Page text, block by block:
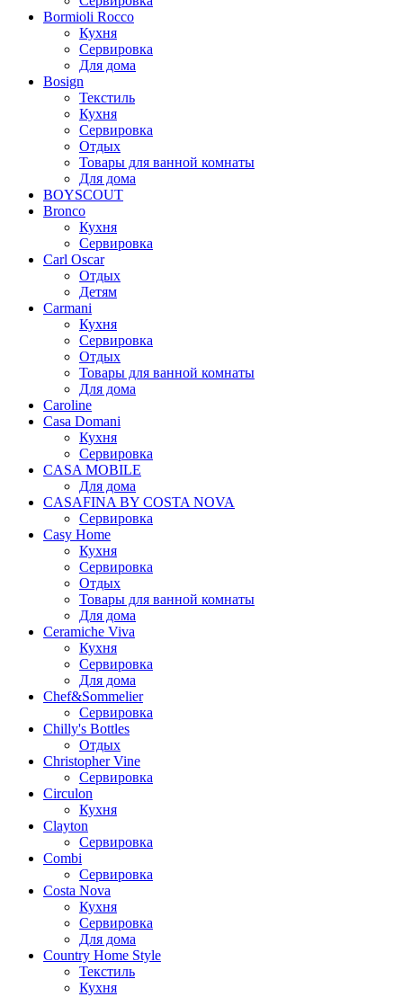
Bormioli Rocco
Кухня
Сервировка
Для дома
Bosign
Текстиль
Кухня
Сервировка
Отдых
Товары для ванной комнаты
Для дома
BOYSCOUT
Bronco
Кухня
Сервировка
Carl Oscar
Отдых
Детям
Carmani
Кухня
Сервировка
Отдых
Товары для ванной комнаты
Для дома
Caroline
Casa Domani
Кухня
Сервировка
CASA MOBILE
Для дома
CASAFINA BY COSTA NOVA
Сервировка
Casy Home
Кухня
Сервировка
Отдых
Товары для ванной комнаты
Для дома
Ceramiche Viva
Кухня
Сервировка
Для дома
Chef&Sommelier
Сервировка
Chilly's Bottles
Отдых
Christopher Vine
Сервировка
Circulon
Кухня
Clayton
Сервировка
Combi
Сервировка
Costa Nova
Кухня
Сервировка
Для дома
Country Home Style
Текстиль
Кухня